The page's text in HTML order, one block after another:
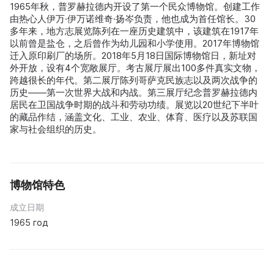
1965年秋，普罗赫拉德内开设了第一个民众博物馆。创建工作
由热心人伊万·伊万诺维奇·扬岑负责，他也成为首任馆长。30
多年来，地方志展览陈列在一座历史建筑中，该建筑在1917年
以前曾是盐仓，之后曾作为幼儿园和小学使用。2017年博物馆
迁入原印刷厂的场所。2018年5月18日国际博物馆日，新址对
外开放，设有4个宽敞展厅。考古展厅展出100多件真实文物，
跨越很长的年代。第二展厅陈列哥萨克民族志以及两次战争的
历史——第一次世界大战和内战。第三展厅纪念普罗赫拉德内
居民在卫国战争时期的战斗和劳动功绩。展览以20世纪下半叶
的藏品作结，涵盖文化、工业、农业、体育、医疗以及苏联国
家与社会组织的历史。
博物馆特色
成立日期
1965 год